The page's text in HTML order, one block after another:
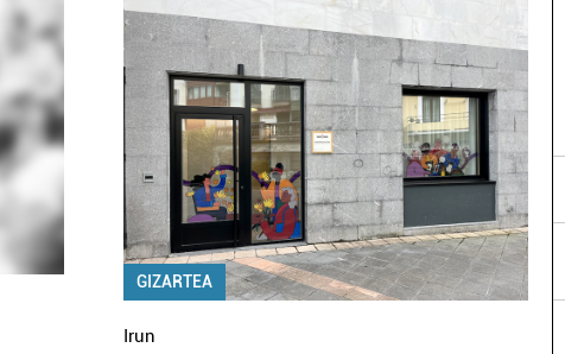
GIZARTEA
Irun